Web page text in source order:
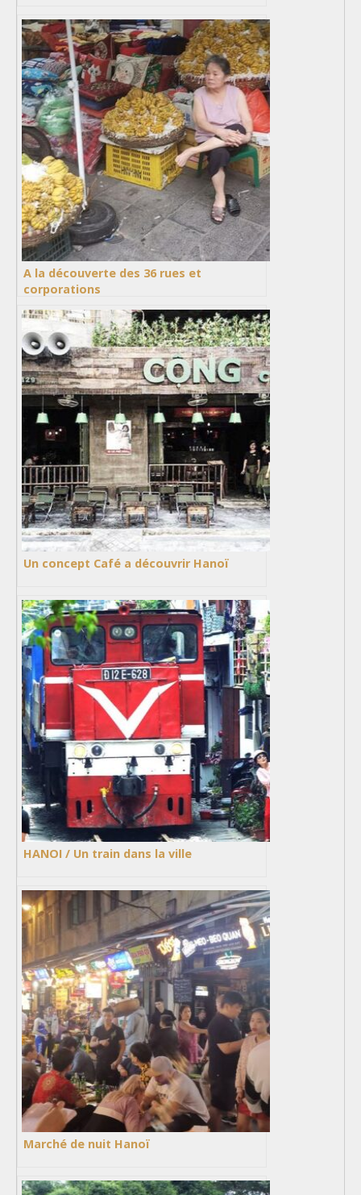
A la découverte des 36 rues et
corporations
Un concept Café a découvrir Hanoï
HANOI / Un train dans la ville
Marché de nuit Hanoï